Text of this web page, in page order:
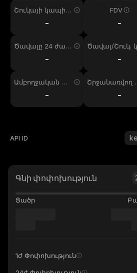
Շուկայի կապիտ
-
FDV
-
Ծավալը 24 ժամ
-
Ծավալ/Շուկ.
-
Ամբողջական առ
-
Շրջանառվող
-
API ID
Գնի փոփոխություն
Ցածր
1ժ Փոփոխություն